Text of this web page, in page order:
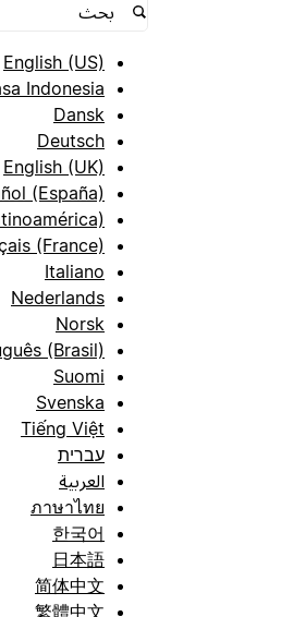
English (US)
Indonesia
Dansk
Deutsch
English (UK)
(España)
(France)
Italiano
Nederlands
Norsk
(Brasil)
Suomi
Svenska
Tiếng Việt
עברית
العربية
ภาษาไทย
한국어
日本語
简体中文
繁體中文